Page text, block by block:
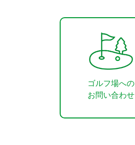
ゴルフ場への
お問い合わせ